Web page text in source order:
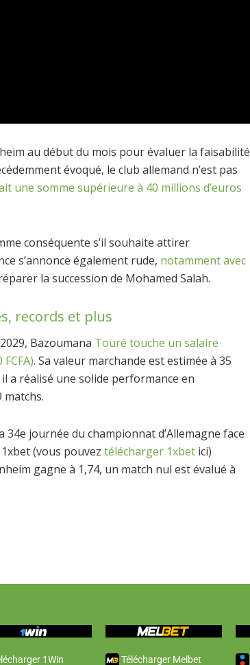
au début du mois pour évaluer la faisabilité
évoqué, le club allemand n’est pas
une somme supérieure à 40 millions d’euros
conséquente s’il souhaite attirer
s’annonce également rude, notamment avec
la succession de Mohamed Salah.
records et plus
Bazoumana Touré touche un salaire
. Sa valeur marchande est estimée à 35
a réalisé une solide performance en
matchs.
journée du championnat d’Allemagne face
(vous pouvez télécharger 1xbet ici)
gagne à 1,74, un match nul est évalué à
1Win Télécharger Melbet